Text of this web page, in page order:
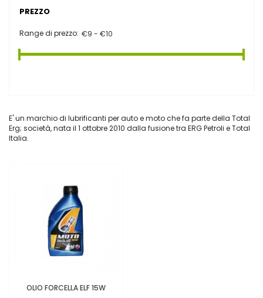
PREZZO
Range di prezzo:
E' un marchio di lubrificanti per auto e moto che fa parte della Total
Erg; società, nata il 1 ottobre 2010 dalla fusione tra ERG Petroli e Total
Italia.
OLIO FORCELLA ELF 15W